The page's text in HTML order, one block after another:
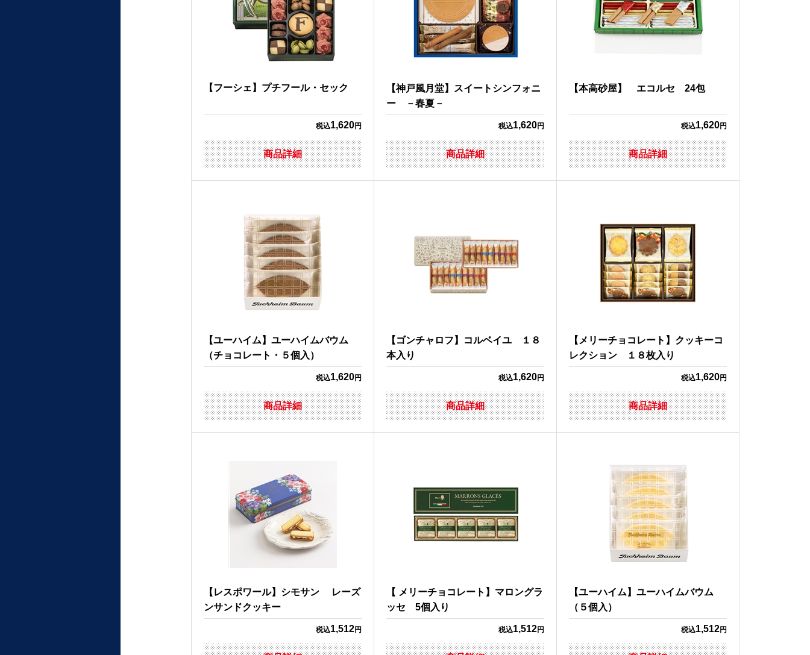
【フーシェ】プチフール・セック
税込1,620円
商品詳細
【神戸風月堂】スイートシンフォニ
ー －春夏－
税込1,620円
商品詳細
【本高砂屋】 エコルセ 24包
税込1,620円
商品詳細
【ユーハイム】ユーハイムバウム
（チョコレート・５個入）
税込1,620円
商品詳細
【ゴンチャロフ】コルベイユ １８
本入り
税込1,620円
商品詳細
【メリーチョコレート】クッキーコ
レクション １８枚入り
税込1,620円
商品詳細
【レスポワール】シモサン レーズ
ンサンドクッキー
税込1,512円
【 メリーチョコレート】マロングラ
ッセ 5個入り
税込1,512円
【ユーハイム】ユーハイムバウム
（５個入）
税込1,512円